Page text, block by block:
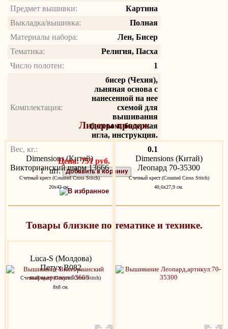
Предмет вышивки:
Картина
Выкладка/вышивка:
Полная
Материалы набора:
Лен, Бисер
Тематика:
Религия, Пасха
Число полотен:
1
Комплектация:
бисер (Чехия),
льняная основа с
нанесенной на нее
схемой для
вышивания
бисером, бисерная
игла, инструкция.
Вес, кг.:
0.1
Цена: 751 руб.
шт. Добавить в корзину
В избранное
Товары близкие по тематике и технике.
Luca-S (Молдова)
Петух B082
Счетный крест (Counted Cross Stitch)
8х8 см.
Лидеры продаж
Dimensions (Китай)
Викторианский шарм 13666
Счетный крест (Counted Cross Stitch)
20х43 см.
Dimensions (Китай)
Леопард 70-35300
Счетный крест (Counted Cross Stitch)
40,6х27,9 см.